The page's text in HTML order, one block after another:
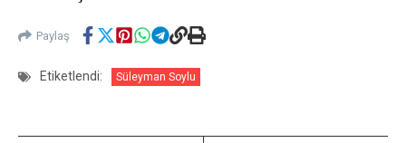
Paylaş
Etiketlendi: Süleyman Soylu